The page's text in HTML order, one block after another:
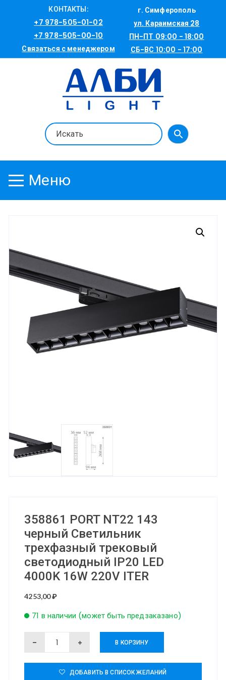
КОНТАКТЫ:
+7 978-505-01-02
+7 978-505-00-10
Связаться с менеджером
г. Симферополь
ул. Караимская 28
ПН-ПТ 09:00 - 18:00
СБ-ВС 10:00 - 17:00
Меню
358861 PORT NT22 143
черный Светильник
трехфазный трековый
светодиодный IP20 LED
4000K 16W 220V ITER
4253,00₽
71 в наличии (может быть предзаказано)
Количество
358861
В КОРЗИНУ
ДОБАВИТЬ В СПИСОК ЖЕЛАНИЙ